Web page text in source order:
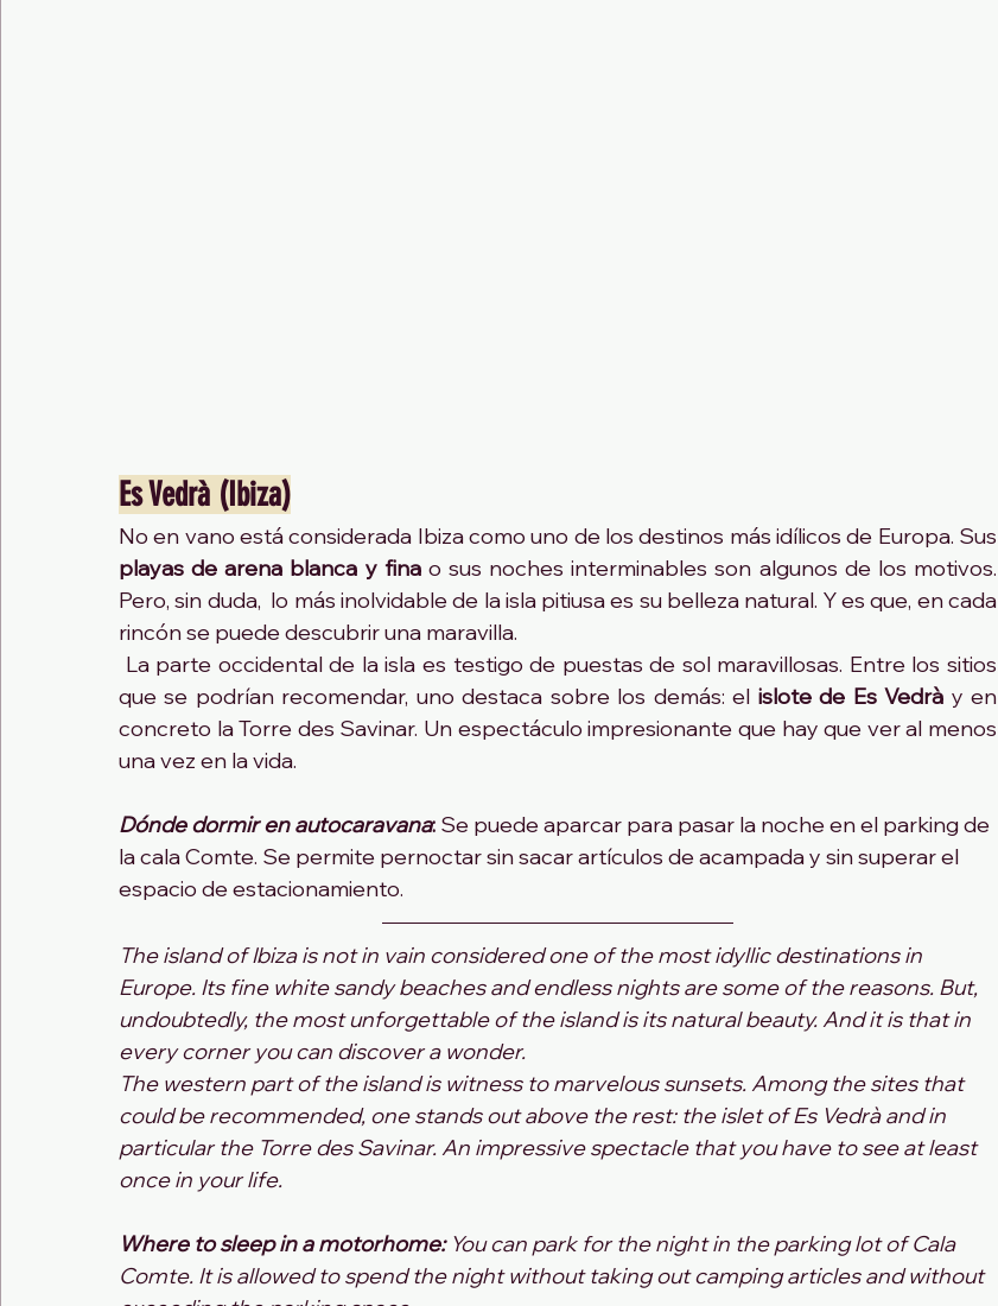
Es Vedrà (Ibiza)
playas de arena blanca y fina o sus noches interminables son algunos de los motivos.
Pero, sin duda,  lo más inolvidable de la isla pitiusa es su belleza natural. Y es que, en cada
rincón se puede descubrir una maravilla.
que se podrían recomendar, uno destaca sobre los demás: el islote de Es Vedrà y en
concreto la Torre des Savinar. Un espectáculo impresionante que hay que ver al menos
una vez en la vida.
Dónde dormir en autocaravana: Se puede aparcar para pasar la noche en el parking de
la cala Comte. Se permite pernoctar sin sacar artículos de acampada y sin superar el
espacio de estacionamiento.
The island of Ibiza is not in vain considered one of the most idyllic destinations in
Europe. Its fine white sandy beaches and endless nights are some of the reasons. But,
undoubtedly, the most unforgettable of the island is its natural beauty. And it is that in
every corner you can discover a wonder.
The western part of the island is witness to marvelous sunsets. Among the sites that
could be recommended, one stands out above the rest: the islet of Es Vedrà and in
particular the Torre des Savinar. An impressive spectacle that you have to see at least
once in your life.
Where to sleep in a motorhome: You can park for the night in the parking lot of Cala
Comte. It is allowed to spend the night without taking out camping articles and without